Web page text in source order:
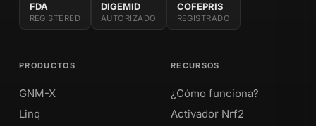
FDA
REGISTERED
DIGEMID
AUTORIZADO
COFEPRIS
REGISTRADO
PRODUCTOS
GNM-X
Linq
RECURSOS
¿Cómo funciona?
Activador Nrf2